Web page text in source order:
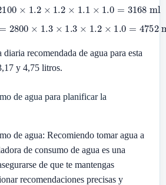
2100×1.2 ×1.2× 1.1×1.0 = 3168 ml
=2800× 1.3×1.3 ×1.2 × 1.0= 4752 ml
recomendada de agua para esta
y 4,75 litros.
de agua para planificar la
de agua: Recomiendo tomar agua a
de consumo de agua es una
de que te mantengas
recomendaciones precisas y